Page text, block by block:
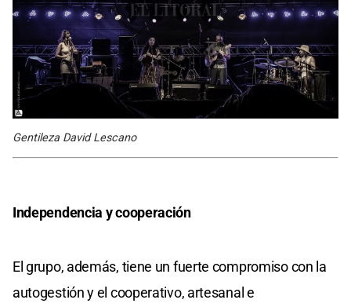
Gentileza David Lescano
Independencia y cooperación
El grupo, además, tiene un fuerte compromiso con la
autogestión y el cooperativo, artesanal e